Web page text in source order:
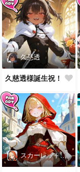
久慈透
久慈透様誕生祝！
スカーレット・レイベル